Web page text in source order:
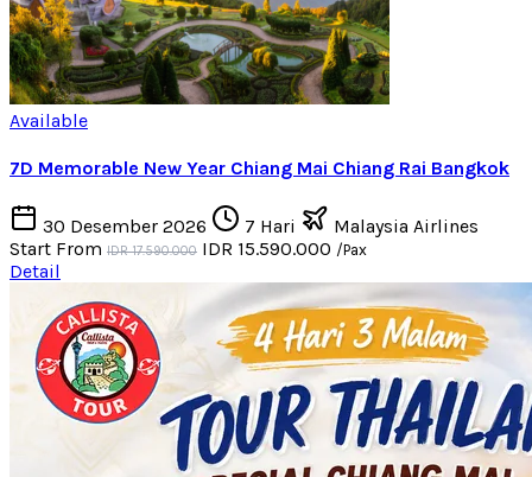
Available
7D Memorable New Year Chiang Mai Chiang Rai Bangkok
30 Desember 2026 7 Hari
Malaysia Airlines
Start From IDR 17.590.000 IDR 15.590.000 /Pax
Detail